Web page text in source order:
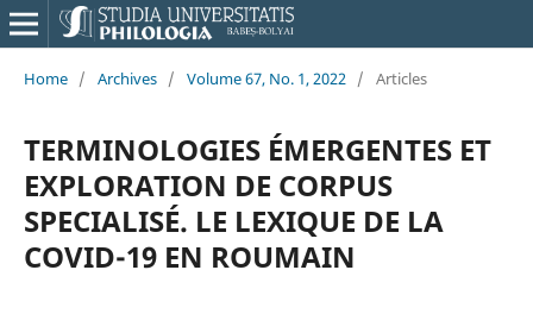
Home / Archives / Volume 67, No. 1, 2022 / Articles
TERMINOLOGIES ÉMERGENTES ET
EXPLORATION DE CORPUS
SPECIALISÉ. LE LEXIQUE DE LA
COVID-19 EN ROUMAIN